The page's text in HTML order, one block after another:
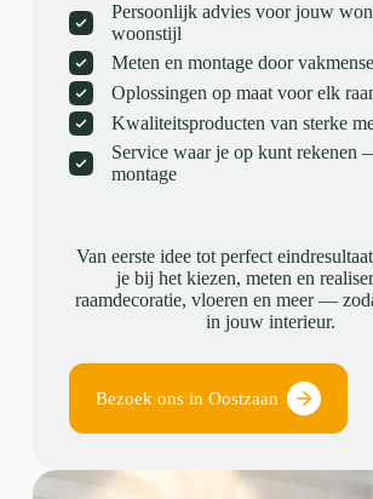
Persoonlijk advies voor jouw
woonstijl
Meten en montage door
Oplossingen op maat voor elk
Kwaliteitsproducten van sterke
Service waar je op kunt rekenen
montage
Van eerste idee tot perfect
je bij het kiezen, meten en
raamdecoratie, vloeren en meer —
in jouw interieur.
Bezoek ons in Oostzaan